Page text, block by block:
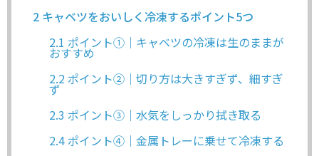
2 キャベツをおいしく冷凍するポイント5つ
2.1 ポイント①｜キャベツの冷凍は生のままが
おすすめ
2.2 ポイント②｜切り方は大きすぎず、細すぎ
ず
2.3 ポイント③｜水気をしっかり拭き取る
2.4ポイント④｜金属トレーに乗せて冷凍する